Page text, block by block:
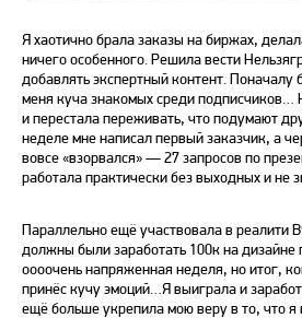
Я хаотично брала заказы на биржах,
ничего особенного. Решила вести
добавлять экспертный контент. Поначалу
меня куча знакомых среди подписчиков…
и перестала переживать, что подумают
неделе мне написал первый заказчик, а
вовсе «взорвался» — 27 запросов по
работала практически без выходных и не
Параллельно ещё участвовала в реалити
должны были заработать 100к на дизайне
оооочень напряженная неделя, но итог,
принёс кучу эмоций…Я выиграла и
ещё больше укрепила мою веру в то, что я